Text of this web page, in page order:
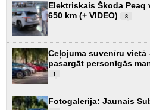
Elektriskais Škoda
650 km (+ VIDEO)
8
Ceļojuma suvenīru
pasargāt personīgās
1
Fotogalerija: Jaunais